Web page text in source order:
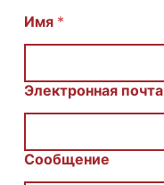
Имя *
Электронная почта
E
l
б
Сообщение